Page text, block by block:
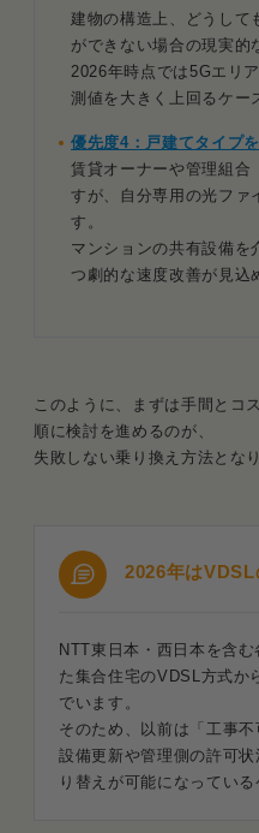
建物の構造上、どうして
ができない場合の現実的
2026年時点では5Gエリ
測値を大きく上回るケー
優先度4：戸建てタイプ
賃貸オーナーや管理組合
すが、自分専用の光ファ
す。
マンションの共有設備を
つ劇的な速度改善が見込
このように、まずは手間とコ
順に検討を進めるのが、
失敗しない乗り換え方法とな
2026年はVDSL
NTT東日本・西日本を含
た集合住宅のVDSL方式か
でいます。
そのため、以前は「工事不
設備更新や管理側の許可
り替えが可能になっている